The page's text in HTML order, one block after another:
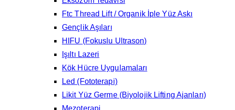
Ftc Thread Lift / Organik İple Yüz Askı
Gençlik Aşıları
HIFU (Fokuslu Ultrason)
Işıltı Lazeri
Kök Hücre Uygulamaları
Led (Fototerapi)
Likit Yüz Germe (Biyolojik Lifting Ajanları)
Mezoterapi